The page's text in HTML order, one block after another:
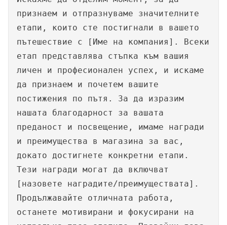
признаем и отпразнуваме значителните
етапи, които сте постигнали в вашето
пътешествие с [Име на компания]. Всеки
етап представлява стъпка към вашия
личен и професионален успех, и искаме
да признаем и почетем вашите
постижения по пътя. За да изразим
нашата благодарност за вашата
преданост и посвещение, имаме награди
и преимущества в магазина за вас,
докато достигнете конкретни етапи.
Тези награди могат да включват
[назовете наградите/преимуществата].
Продължавайте отличната работа,
останете мотивирани и фокусирани на